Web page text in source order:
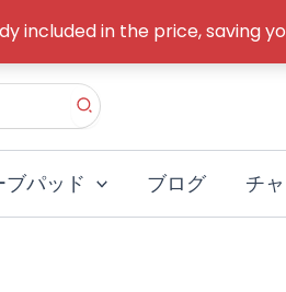
included in the price, saving
ブパッド ブログ チ